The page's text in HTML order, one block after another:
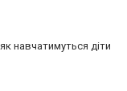
навчатимуться діти